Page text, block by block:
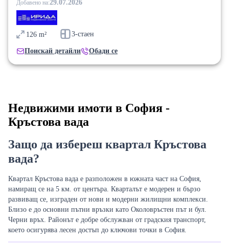
Добавено на:29.07.2026
126 m² 3-стаен
Поискай детайли Обади се
Недвижими имоти в София -
Кръстова вада
Защо да избереш квартал Кръстова
вада?
Квартал Кръстова вада е разположен в южната част на София,
намиращ се на 5 км. от центъра. Кварталът е модерен и бързо
развиващ се, изграден от нови и модерни жилищни комплекси.
Близо е до основни пътни връзки като Околовръстен път и бул.
Черни връх. Районът е добре обслужван от градския транспорт,
което осигурява лесен достъп до ключови точки в София.